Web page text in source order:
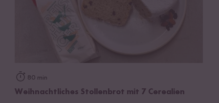
80 min
Weihnachtliches Stollenbrot mit 7 Cerealien